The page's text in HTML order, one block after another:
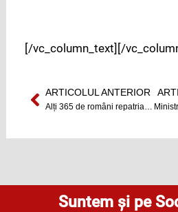
[/vc_column_text][/
Prev
ARTICOLUL ANTERIOR
Alți 365 de români repatriați din Italia
Suntem și pe